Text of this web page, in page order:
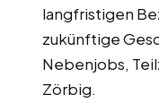
langfristigen
zukünftige
Nebenjobs,
Zörbig.